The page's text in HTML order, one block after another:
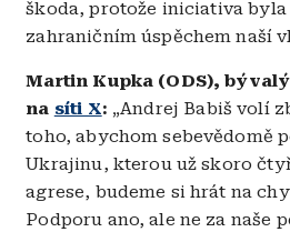
škoda, protože iniciativa
zahraničním úspěchem naší
Martin Kupka (ODS),
na síti X: „Andrej Babiš volí
toho, abychom sebevědomě
Ukrajinu, kterou už skoro
agrese, budeme si hrát na
Podporu ano, ale ne za naše